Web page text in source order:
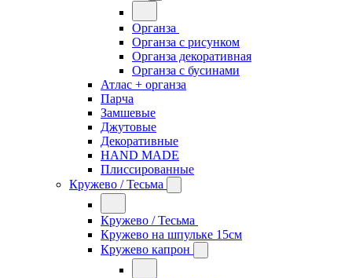
Органза
Органза с рисунком
Органза декоративная
Органза с бусинами
Атлас + органза
Парча
Замшевые
Джутовые
Декоративные
HAND MADE
Плиссированные
Кружево / Тесьма
Кружево / Тесьма
Кружево на шпульке 15см
Кружево капрон